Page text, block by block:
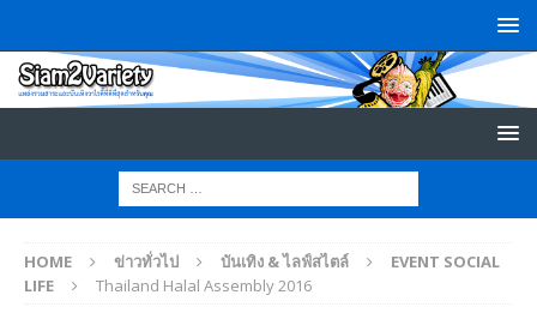
HOME ข่าวทั่วไป บันเทิง & ไลฟ์สไตล์
EVENT SOCIAL
LIFE
Thailand Halal Assembly 2016